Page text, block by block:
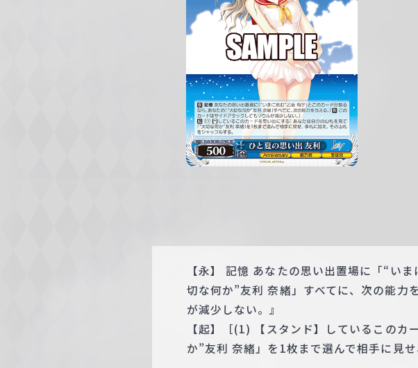
【永】 記憶 あなたの思い出置場に「“い
切な何か”友利 奈緒」すべてに、次の能力
が減少しない。』
【起】［(1) 【スタンド】しているこの
か”友利 奈緒」を1枚まで選んで相手に見